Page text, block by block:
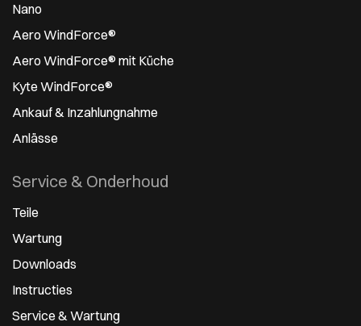
Nano
Aero WindForce®
Aero WindForce® mit Küche
Kyte WindForce®
Ankauf & Inzahlungnahme
Anlässe
Service & Onderhoud
Teile
Wartung
Downloads
Instructies
Service & Wartung